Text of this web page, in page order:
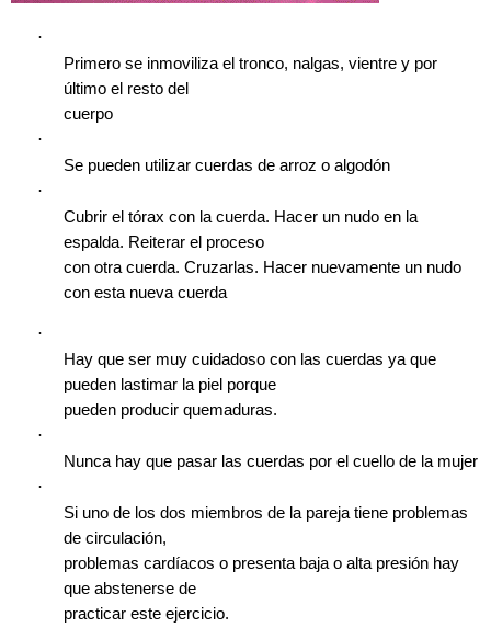
·
Primero se inmoviliza el tronco, nalgas, vientre y por
último el resto del
cuerpo
·
Se pueden utilizar cuerdas de arroz o algodón
·
Cubrir el tórax con la cuerda. Hacer un nudo en la
espalda. Reiterar el proceso
con otra cuerda. Cruzarlas. Hacer nuevamente un nudo
con esta nueva cuerda
·
Hay que ser muy cuidadoso con las cuerdas ya que
pueden lastimar la piel porque
pueden producir quemaduras.
·
Nunca hay que pasar las cuerdas por el cuello de la mujer
·
Si uno de los dos miembros de la pareja tiene problemas
de circulación,
problemas cardíacos o presenta baja o alta presión hay
que abstenerse de
practicar este ejercicio.